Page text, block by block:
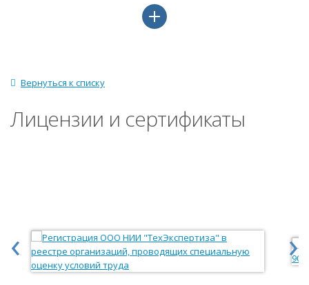
Вернуться к списку
Лицензии и сертификаты
‹ ›